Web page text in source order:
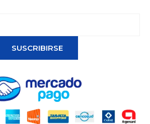
SUSCRIBIRSE